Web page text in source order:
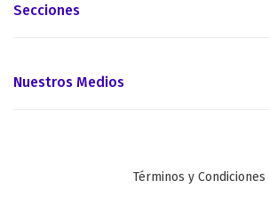
Secciones
Nuestros Medios
Términos y Condiciones